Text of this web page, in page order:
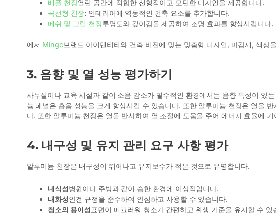
배플 천장열린 공간에 적합한 선형적이고 모던한 디자인을 제공합니다.
곡선형 천장: 인테리어에 역동적인 건축 요소를 추가합니다.
메쉬 및 그릴 천장투명도와 깊이감을 제공하여 조명 효과를 향상시킵니다.
에서 Mingc브랜드 아이덴티티와 건축 비전에 맞는 맞춤형 디자인, 마감재, 색상
3. 음향 및 열 성능 평가하기
사무실이나 교육 시설과 같이 소음 감소가 필수적인 환경에서는 음향 특성이 있
늄 패널은 흡음 성능을 크게 향상시킬 수 있습니다. 또한 알루미늄 천장은 열을
다. 또한 알루미늄 천장은 열을 반사하여 열 조절에 도움을 주어 에너지 효율에 기
4. 내구성 및 유지 관리 요구 사항 평가
알루미늄 천장은 내구성이 뛰어나고 유지보수가 적은 것으로 유명합니다.
내식성병원이나 주방과 같이 습한 환경에 이상적입니다.
내화성안전 규정을 준수하여 안심하고 사용할 수 있습니다.
청소의 용이성표면이 매끄러워 청소가 간편하고 위생 기준을 유지할 수 있